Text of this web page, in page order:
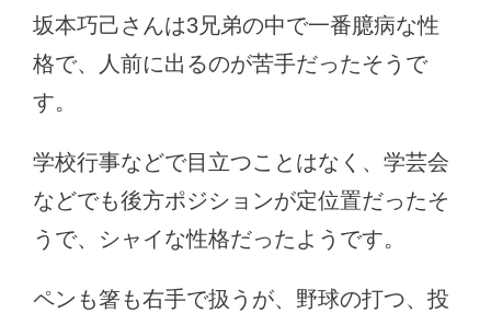
坂本巧己さんは3兄弟の中で一番臆病な性
格で、人前に出るのが苦手だったそうで
す。
学校行事などで目立つことはなく、学芸会
などでも後方ポジションが定位置だったそ
うで、シャイな性格だったようです。
ペンも箸も右手で扱うが、野球の打つ、投